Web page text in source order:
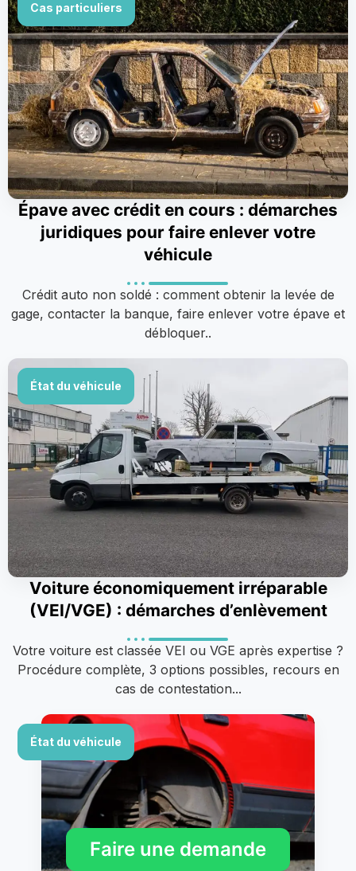
Cas particuliers
Épave avec crédit en cours : démarches
juridiques pour faire enlever votre
véhicule
Crédit auto non soldé : comment obtenir la levée de
gage, contacter la banque, faire enlever votre épave et
débloquer..
État du véhicule
Voiture économiquement irréparable
(VEI/VGE) : démarches d’enlèvement
Votre voiture est classée VEI ou VGE après expertise ?
Procédure complète, 3 options possibles, recours en
cas de contestation...
État du véhicule
Faire une demande